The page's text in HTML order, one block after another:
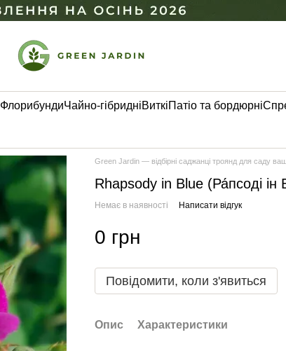
ФлорибундиЧайно-гібридніВиткіПатіо та бордюрні
Green Jardin — відбірні саджанці троянд для саду
Rhapsody in Blue (Ра́псоді ін
Немає в наявності Написати відгук
0 грн
Повідомити, коли з'явиться
Опис Характеристики